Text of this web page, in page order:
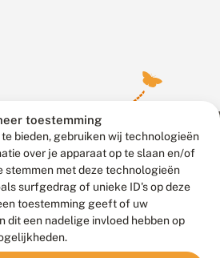
toestemming
bieden, gebruiken wij technologieën
over je apparaat op te slaan en/of
stemmen met deze technologieën
surfgedrag of unieke ID's op deze
toestemming geeft of uw
dit een nadelige invloed hebben op
Vlinderstichting
door
Go2People
, ontworpen door
Field Agency
Privacy
Disclaimer